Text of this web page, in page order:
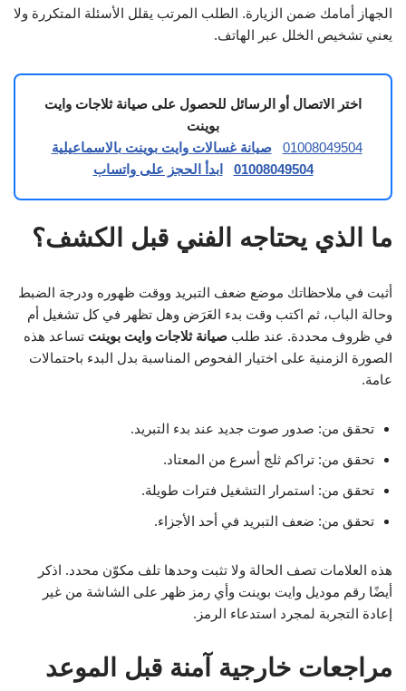
الجهاز أمامك ضمن الزيارة. الطلب المرتب يقلل الأسئلة المتكررة ولا
يعني تشخيص الخلل عبر الهاتف.
اختر الاتصال أو الرسائل للحصول على صيانة ثلاجات وايت
بوينت
01008049504
صيانة غسالات وايت بوينت بالاسماعيلية
01008049504
ابدأ الحجز على واتساب
ما الذي يحتاجه الفني قبل الكشف؟
أثبت في ملاحظاتك موضع ضعف التبريد ووقت ظهوره ودرجة الضبط
وحالة الباب، ثم اكتب وقت بدء العَرَض وهل تظهر في كل تشغيل أم
في ظروف محددة. عند طلب صيانة ثلاجات وايت بوينت تساعد هذه
الصورة الزمنية على اختيار الفحوص المناسبة بدل البدء باحتمالات
عامة.
تحقق من: صدور صوت جديد عند بدء التبريد.
تحقق من: تراكم ثلج أسرع من المعتاد.
تحقق من: استمرار التشغيل فترات طويلة.
تحقق من: ضعف التبريد في أحد الأجزاء.
هذه العلامات تصف الحالة ولا تثبت وحدها تلف مكوّن محدد. اذكر
أيضًا رقم موديل وايت بوينت وأي رمز ظهر على الشاشة من غير
إعادة التجربة لمجرد استدعاء الرمز.
مراجعات خارجية آمنة قبل الموعد